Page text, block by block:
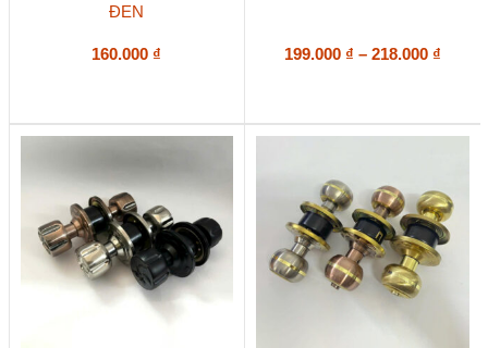
ĐEN
160.000 ₫
chọn
trang
sản
phẩm
199.000 ₫ – 218.000 ₫
đến